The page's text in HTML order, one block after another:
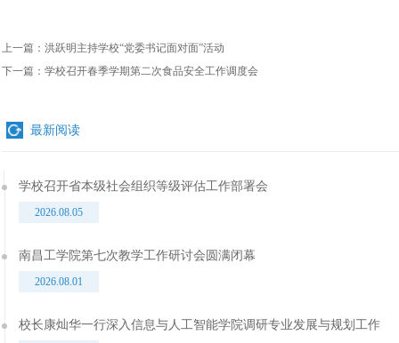
上一篇： 洪跃明主持学校“党委书记面对面”活动
下一篇： 学校召开春季学期第二次食品安全工作调度会
最新阅读
学校召开省本级社会组织等级评估工作部署会
2026.08.05
南昌工学院第七次教学工作研讨会圆满闭幕
2026.08.01
校长康灿华一行深入信息与人工智能学院调研专业发展与规划工作